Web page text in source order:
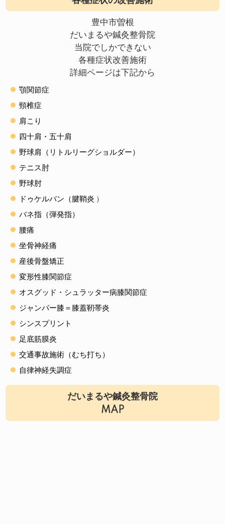
豊中市曽根
だいまるや鍼灸整骨院
当院でしかできない
各種症状改善施術
詳細ページは下記から
顎関節症
頸椎症
肩こり
四十肩・五十肩
野球肩（リトルリーグショルダー）
テニス肘
野球肘
ドゥケルバン（腱鞘炎 ）
バネ指（弾発指）
腰痛
坐骨神経痛
産後骨盤矯正
変形性膝関節症
オスグッド・シュラッター病膝関節症
ジャンパー膝＝膝蓋靭帯炎
シンスプリント
足底筋膜炎
交通事故施術（むち打ち）
自律神経失調症
だいまるや鍼灸整骨院
MAP